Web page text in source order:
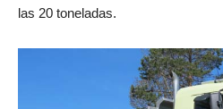
las 20 toneladas.